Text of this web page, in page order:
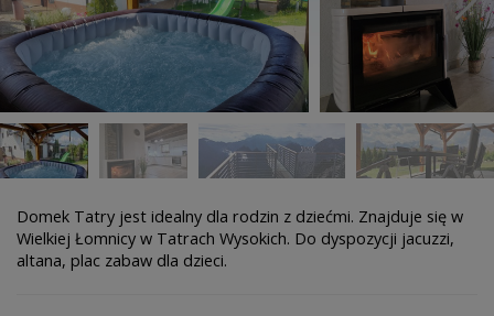
Domek Tatry jest idealny dla rodzin z dziećmi. Znajduje się w
Wielkiej Łomnicy w Tatrach Wysokich. Do dyspozycji jacuzzi,
altana, plac zabaw dla dzieci.